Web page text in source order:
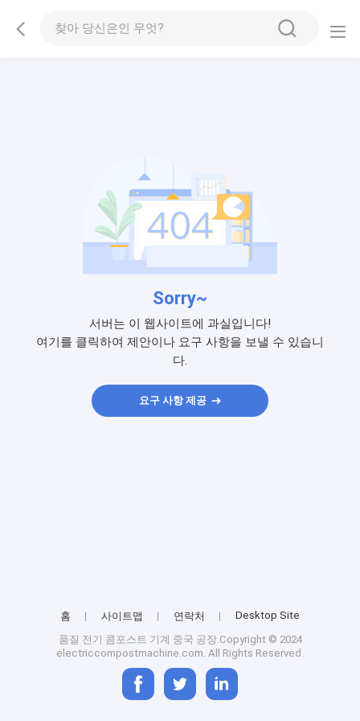
Sorry~
서버는 이 웹사이트에 과실입니다!
여기를 클릭하여 제안이나 요구 사항을 보낼 수 있습니
다.
요구 사항 제공
홈 사이트맵 연락처 Desktop Site
품질 전기 콤포스트 기계 중국 공장.Copyright © 2024
electriccompostmachine.com. All Rights Reserved.